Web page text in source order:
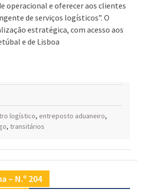
operacional e oferecer aos clientes
de serviços logísticos”. O
estratégica, com acesso aos
e de Lisboa
logístico, entreposto aduaneiro,
, transitários
– N.º 204